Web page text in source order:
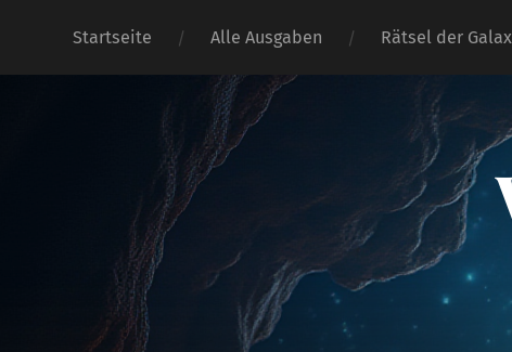
Startseite Alle Ausgaben Rätsel der